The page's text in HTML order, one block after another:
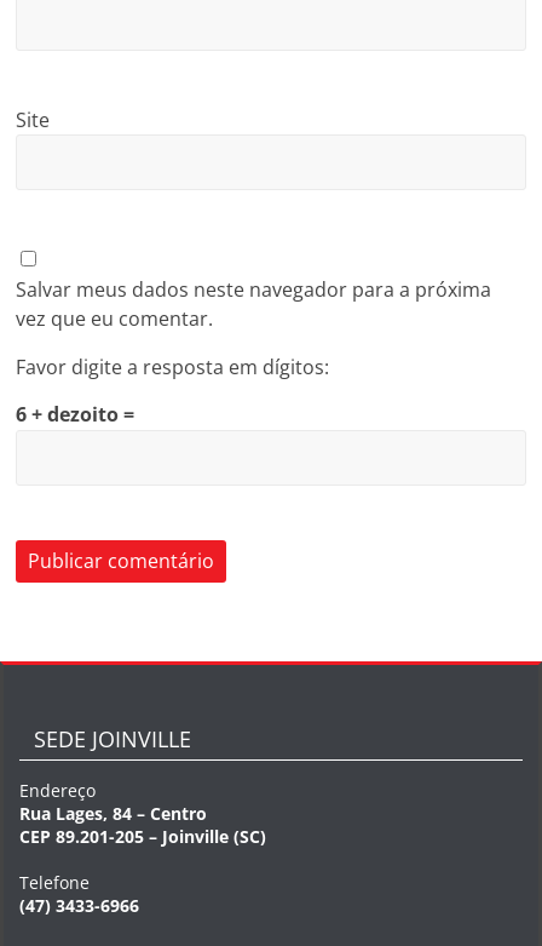
Site
Salvar meus dados neste navegador para a próxima
vez que eu comentar.
Favor digite a resposta em dígitos:
6 + dezoito =
SEDE JOINVILLE
Endereço
Rua Lages, 84 – Centro
CEP 89.201-205 – Joinville (SC)
Telefone
(47) 3433-6966